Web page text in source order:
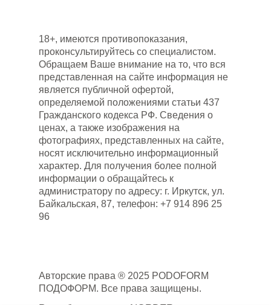
18+, имеются противопоказания,
проконсультируйтесь со специалистом.
Обращаем Ваше внимание на то, что вся
представленная на сайте информация не
является публичной офертой,
определяемой положениями статьи 437
Гражданского кодекса РФ. Сведения о
ценах, а также изображения на
фотографиях, представленных на сайте,
носят исключительно информационный
характер. Для получения более полной
информации о обращайтесь к
администратору по адресу: г. Иркутск, ул.
Байкальская, 87, телефон: +7 914 896 25
96
Авторские права ® 2025 PODOFORM
ПОДОФОРМ. Все права защищены.